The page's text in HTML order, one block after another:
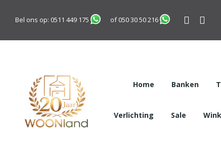
Bel ons op: 0511 449 175 of050 30 50 216
Home Banken
Verlichting Sale